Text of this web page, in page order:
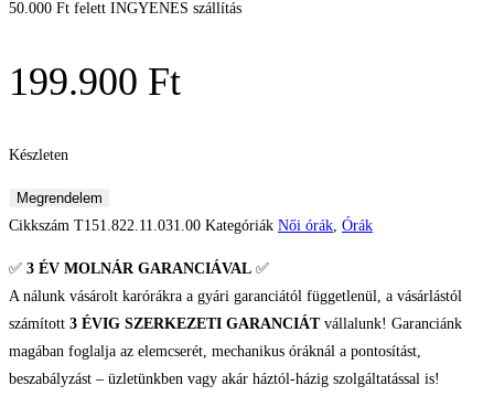
50.000 Ft felett INGYENES szállítás
199.900 Ft
Készleten
Tissot
PRC
Solar
mennyiség
Megrendelem
Cikkszám T151.822.11.031.00 Kategóriák Női órák, Órák
✅ 3 ÉV MOLNÁR GARANCIÁVAL ✅
A nálunk vásárolt karórákra a gyári garanciától függetlenül, a vásárlástól
számított 3 ÉVIG SZERKEZETI GARANCIÁTvállalunk! Garanciánk
magában foglalja az elemcserét, mechanikus óráknál a pontosítást,
beszabályzást – üzletünkben vagy akár háztól-házig szolgáltatással is!